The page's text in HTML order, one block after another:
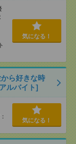
気になる！
ら好きな時
ルバイト]
気になる！